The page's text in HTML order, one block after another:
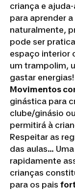
criança e
para aprender
naturalmente,
pode ser
espaço interior
um trampolim,
gastar
Movimentos
ginástica para
clube/ginásio
permitirá à
Respeitar as
das aulas…
rapidamente
crianças
para os pais